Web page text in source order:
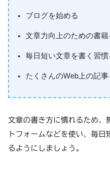
ブログを始める
文章力向上のための書籍
毎日短い文章を書く習慣
たくさんのWeb上の記
文章の書き方に慣れるため
トフォームなどを使い、毎
るようにしましょう。